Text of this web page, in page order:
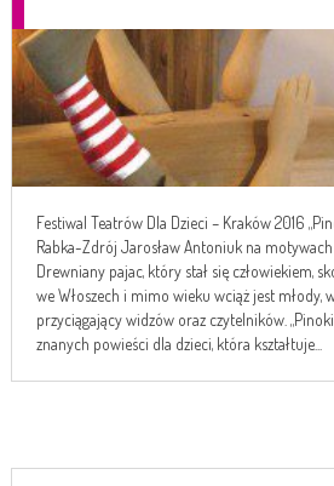
Festiwal Teatrów Dla Dzieci – Kraków 2016
Rabka-Zdrój Jarosław Antoniuk na
Drewniany pajac, który stał się człowiekiem,
we Włoszech i mimo wieku wciąż jest młody,
przyciągający widzów oraz czytelników.
znanych powieści dla dzieci, która kształtuje...